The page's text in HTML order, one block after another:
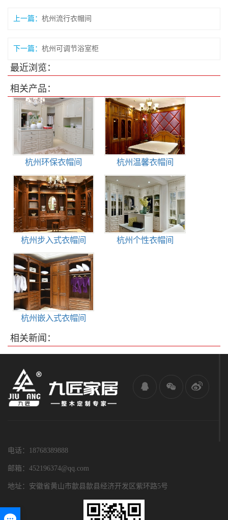
上一篇： 杭州流行衣帽间
下一篇： 杭州可调节浴室柜
最近浏览：
相关产品：
杭州环保衣帽间 杭州温馨衣帽间
杭州步入式衣帽间 杭州个性衣帽间
杭州嵌入式衣帽间
相关新闻：
电话：18768389888
邮箱：452196374@qq.com
地址：安徽省黄山市歙县歙县经济开发区紫环路5号